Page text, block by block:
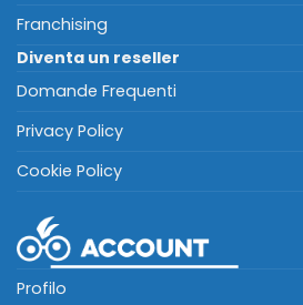
Franchising
Diventa un reseller
Domande Frequenti
Privacy Policy
Cookie Policy
Profilo